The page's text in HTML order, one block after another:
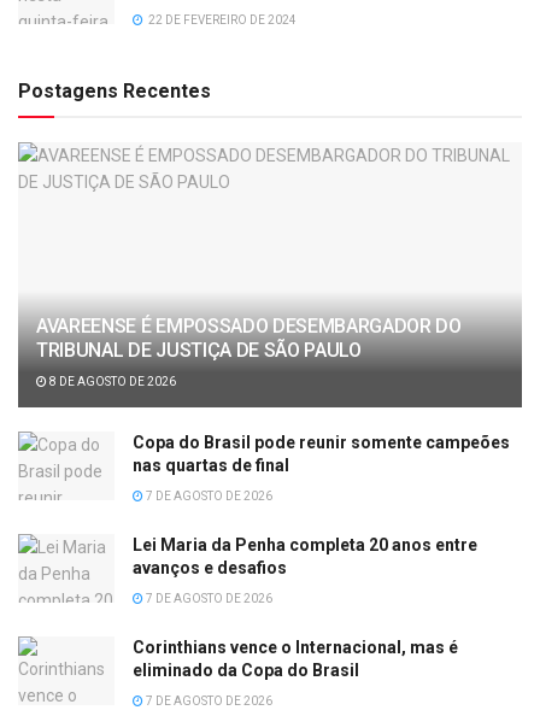
22 DE FEVEREIRO DE 2024
Postagens Recentes
AVAREENSE É EMPOSSADO DESEMBARGADOR DO
TRIBUNAL DE JUSTIÇA DE SÃO PAULO
8 DE AGOSTO DE 2026
Copa do Brasil pode reunir somente campeões
nas quartas de final
7 DE AGOSTO DE 2026
Lei Maria da Penha completa 20 anos entre
avanços e desafios
7 DE AGOSTO DE 2026
Corinthians vence o Internacional, mas é
eliminado da Copa do Brasil
7 DE AGOSTO DE 2026